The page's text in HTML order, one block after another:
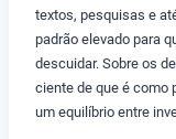
textos, pesquisas e
padrão elevado para
descuidar. Sobre os
ciente de que é como
um equilíbrio entre